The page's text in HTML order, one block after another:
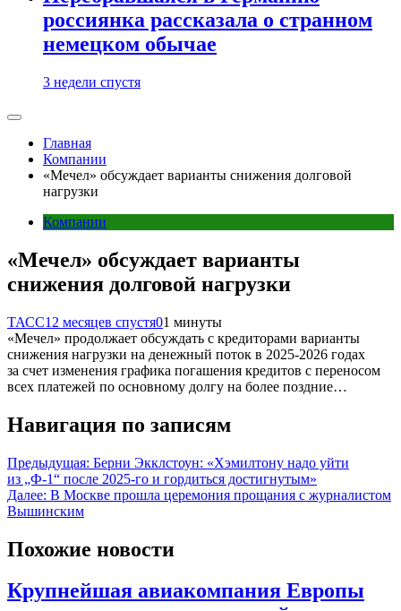
россиянка рассказала о странном
немецком обычае
3 недели спустя
Главная
Компании
«Мечел» обсуждает варианты снижения долговой
нагрузки
Компании
«Мечел» обсуждает варианты
снижения долговой нагрузки
ТАСС12 месяцев спустя01 минуты
«Мечел» продолжает обсуждать с кредиторами варианты
снижения нагрузки на денежный поток в 2025-2026 годах
за счет изменения графика погашения кредитов с переносом
всех платежей по основному долгу на более поздние…
Навигация по записям
Предыдущая: Берни Экклстоун: «Хэмилтону надо уйти
из „Ф-1“ после 2025-го и гордиться достигнутым»
Далее: В Москве прошла церемония прощания с журналистом
Вышинским
Похожие новости
Крупнейшая авиакомпания Европы